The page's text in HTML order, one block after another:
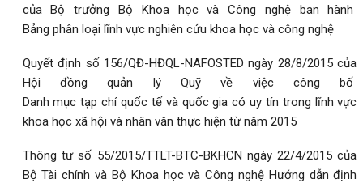
của Bộ trưởng Bộ Khoa học và Công nghệ ban hành
Bảng phân loại lĩnh vực nghiên cứu khoa học và công nghệ
Quyết định số 156/QĐ-HĐQL-NAFOSTED ngày 28/8/2015 của
Hội đồng quản lý Quỹ về việc công bố
Danh mục tạp chí quốc tế và quốc gia có uy tín trong lĩnh vực
khoa học xã hội và nhân văn thực hiện từ năm 2015
Thông tư số 55/2015/TTLT-BTC-BKHCN ngày 22/4/2015 của
Bộ Tài chính và Bộ Khoa học và Công nghệ Hướng dẫn định